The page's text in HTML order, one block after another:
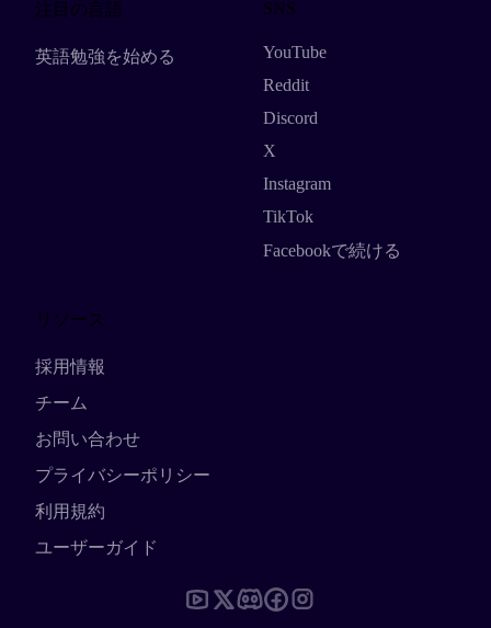
注目の言語
英語勉強を始める
SNS
YouTube
Reddit
Discord
X
Instagram
TikTok
Facebookで続ける
リソース
採用情報
チーム
お問い合わせ
プライバシーポリシー
利用規約
ユーザーガイド